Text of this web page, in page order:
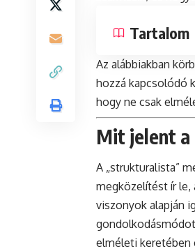
Tartalom
Az alábbiakban
hozzá kapcsolódó
hogy ne csak
Mit jelent a
A „strukturalista”
megközelítést ír le,
viszonyok alapján
elméleti keretében